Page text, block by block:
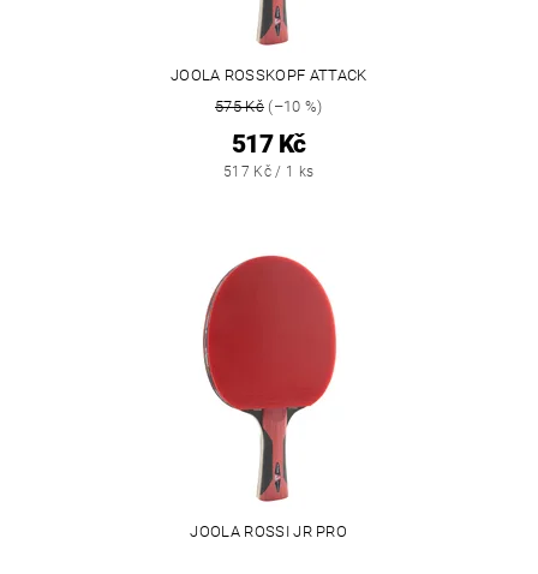
JOOLA ROSSKOPF ATTACK
575 Kč(–10 %)
517 Kč
517 Kč / 1 ks
JOOLA ROSSI JR PRO